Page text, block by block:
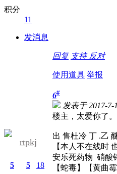
积分
11
发消息
回复 支持 反对
使用道具 举报
rtpkj
5 5 18
6#
发表于 2017-7-
楼主，太爱你了
出 售杜冷 丁 .乙
【本人不在线时
安乐死药物 硝酸
【蛇毒】【黄曲